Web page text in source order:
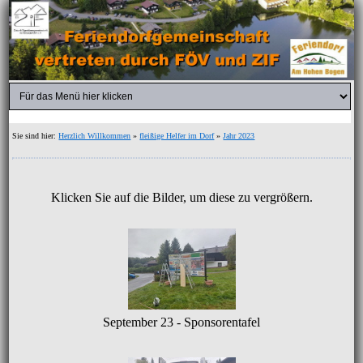
Sie sind hier:Herzlich Willkommen »fleißige Helfer im Dorf»Jahr 2023
Klicken Sie auf die Bilder, um diese zu vergrößern.
September 23 - Sponsorentafel